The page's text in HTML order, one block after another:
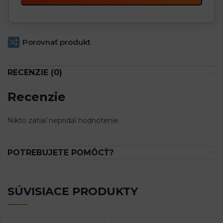
Porovnať produkt
RECENZIE (0)
Recenzie
Nikto zatiaľ nepridal hodnotenie.
POTREBUJETE POMÔCŤ?
SÚVISIACE PRODUKTY